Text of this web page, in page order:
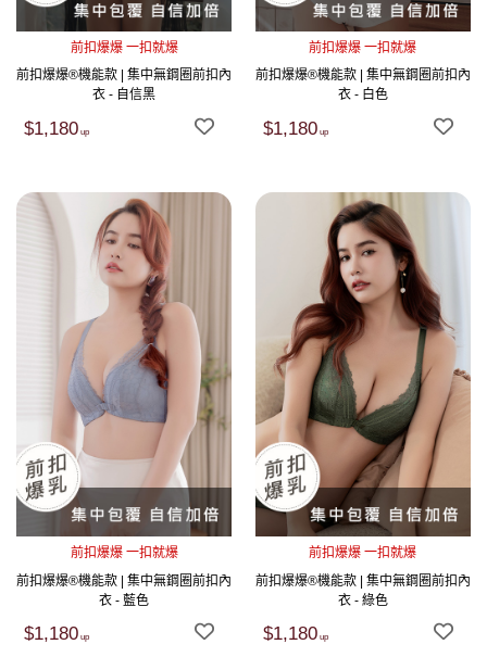
前扣爆爆 一扣就爆
前扣爆爆®機能款 | 集中無鋼圈前扣內
衣 - 自信黑
$1,180
前扣爆爆 一扣就爆
前扣爆爆®機能款 | 集中無鋼圈前扣內
衣 - 白色
$1,180
前扣爆爆 一扣就爆
前扣爆爆®機能款 | 集中無鋼圈前扣內
衣 - 藍色
$1,180
前扣爆爆 一扣就爆
前扣爆爆®機能款 | 集中無鋼圈前扣內
衣 - 綠色
$1,180